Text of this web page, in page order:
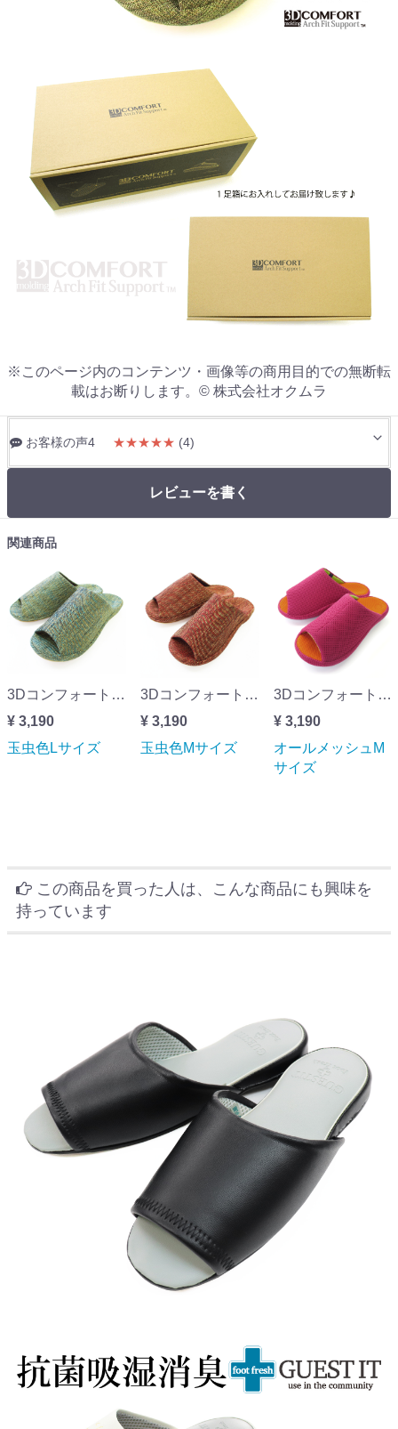
※このページ内のコンテンツ・画像等の商用目的での無断転
載はお断りします。© 株式会社オクムラ
お客様の声4 ★★★★★ (4)
レビューを書く
関連商品
3Dコンフォート グリッター玉虫色Lサイズ
¥ 3,190
玉虫色Lサイズ
3Dコンフォート グリッター玉虫色Mサイズ
¥ 3,190
玉虫色Mサイズ
3Dコンフォート スポーツテイストオールメッシュMサイズ
¥ 3,190
オールメッシュM
サイズ
この商品を買った人は、こんな商品にも興味を
持っています